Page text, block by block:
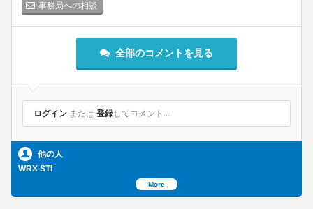
事務局への相談
全部のコメントを見る
ログイン または 登録 してコメント...
他の人
WRX STI
More